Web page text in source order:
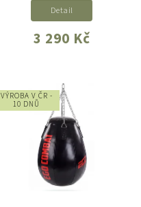
3 290 Kč
Detail
VÝROBA V ČR -
10 DNŮ